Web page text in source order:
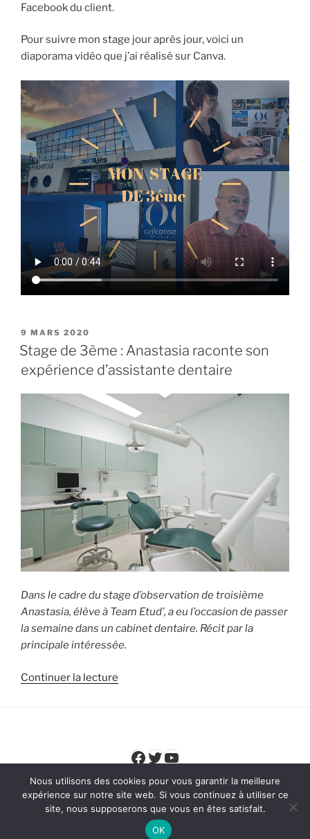
Facebook du client.
Pour suivre mon stage jour après jour, voici un
diaporama vidéo que j’ai réalisé sur Canva.
PUBLIÉ
LE
9 MARS 2020
Stage de 3ème : Anastasia raconte son
expérience d’assistante dentaire
Dans le cadre du stage d’observation de troisième
Anastasia, élève à Team Etud’, a eu l’occasion de passer
la semaine dans un cabinet dentaire. Récit par la
principale intéressée.
Continuer la lecture
Anastasia
raconte
son
expérience
d’assistante
Facebook
Twitter
YouTube
Nous utilisons des cookies pour vous garantir la meilleure
expérience sur notre site web. Si vous continuez à utiliser ce
site, nous supposerons que vous en êtes satisfait.
OK